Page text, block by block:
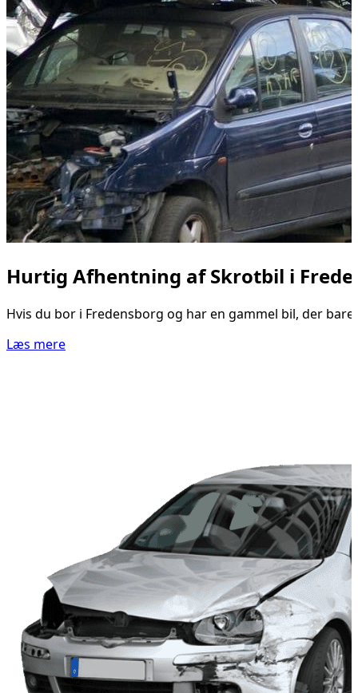
Hurtig Afhentning af Skrotbil i
Hvis du bor i Fredensborg og har en gammel bil, der
Læs mere